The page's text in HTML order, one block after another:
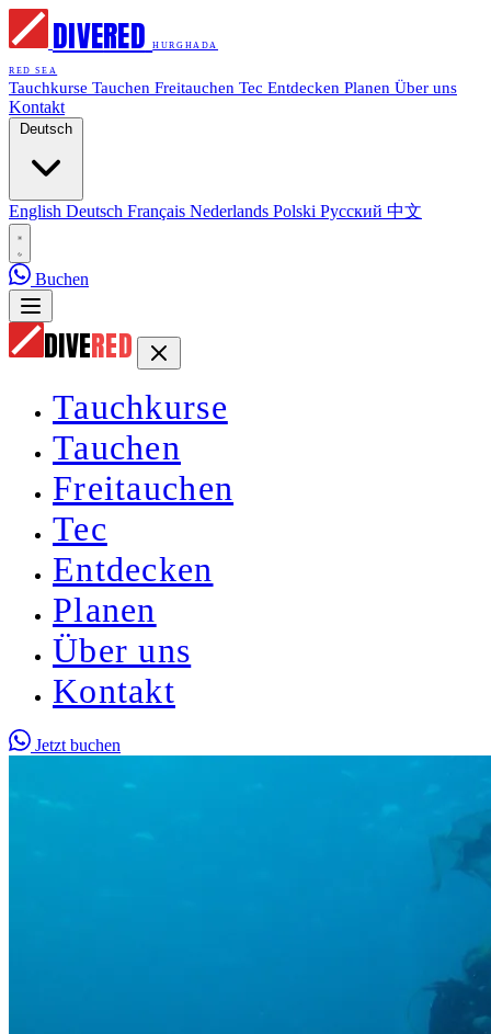
DIVERED HURGHADA
RED SEA
Tauchkurse Tauchen Freitauchen Tec Entdecken Planen Über uns
Kontakt
Deutsch
English Deutsch Français Nederlands Polski Русский 中文
Buchen
DIVERED
Tauchkurse
Tauchen
Freitauchen
Tec
Entdecken
Planen
Über uns
Kontakt
Jetzt buchen